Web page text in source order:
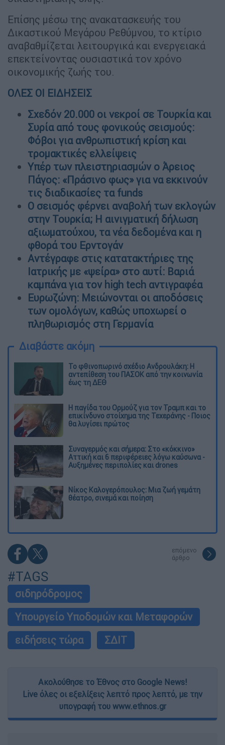
Επίσης μέσω της ανακατασκευής του
Δικαστικού Μεγάρου Ρεθύμνου, το κτίριο
αναβαθμίζεται λειτουργικά και ενεργειακά
επεκτείνοντας ουσιαστικά τον χρόνο
οικονομικής ζωής του.
ΟΛΕΣ ΟΙ ΕΙΔΗΣΕΙΣ
Σχεδόν 20.000 οι νεκροί σε Τουρκία και
Συρία από τους φονικούς σεισμούς:
Φόβοι για ανθρωπιστική κρίση και
τρομακτικές ελλείψεις
Υπέρ των πλειστηριασμών ο Άρειος
Πάγος: «Πράσινο φως» για να εκκινούν
τις διαδικασίες τα funds
Ο σεισμός φέρνει αναβολή των εκλογών
στην Τουρκία; Η αινιγματική δήλωση
αξιωματούχου, τα νέα δεδομένα και η
φθορά του Ερντογάν
Αντέγραφε στις κατατακτήριες της
Ιατρικής με «ψείρα» στο αυτί: Βαριά
καμπάνα για τον high tech αντιγραφέα
Ευρωζώνη: Μειώνονται οι αποδόσεις
των ομολόγων, καθώς υποχωρεί ο
πληθωρισμός στη Γερμανία
Διαβάστε ακόμη
Το φθινοπωρινό σχέδιο Ανδρουλάκη: Η
αντεπίθεση του ΠΑΣΟΚ από την κοινωνία
έως τη ΔΕΘ
Η παγίδα του Ορμούζ για τον Τραμπ και το
επικίνδυνο στοίχημα της Τεχεράνης - Ποιος
θα λυγίσει πρώτος
Συναγερμός και σήμερα: Στο «κόκκινο»
Αττική και 6 περιφέρειες λόγω καύσωνα -
Αυξημένες περιπολίες και drones
Νίκος Καλογερόπουλος: Μια ζωή γεμάτη
θέατρο, σινεμά και ποίηση
επόμενο
άρθρο
#TAGS
σιδηρόδρομος
Υπουργείο Υποδομών και Μεταφορών
ειδήσεις τώρα
ΣΔΙΤ
Ακολούθησε το Έθνος στο Google News!
Live όλες οι εξελίξεις λεπτό προς λεπτό, με την
υπογραφή του www.ethnos.gr